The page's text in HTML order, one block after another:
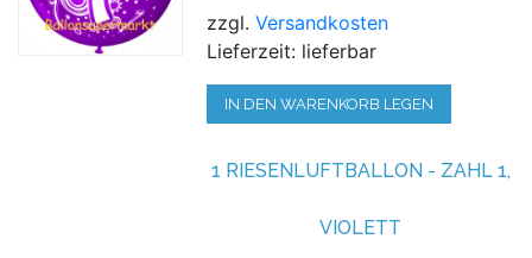
zzgl.Versandkosten
Lieferzeit: lieferbar
IN DEN WARENKORB LEGEN
1 RIESENLUFTBALLON - ZAHL 1,
VIOLETT